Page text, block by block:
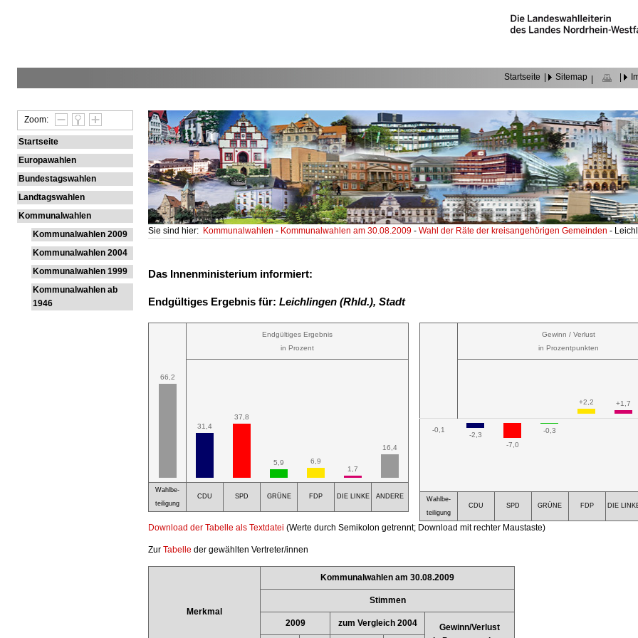
Startseite Sitemap
Zoom:
Startseite
Europawahlen
Bundestagswahlen
Landtagswahlen
Kommunalwahlen
Kommunalwahlen 2009
Kommunalwahlen 2004
Kommunalwahlen 1999
Kommunalwahlen ab
1946
Sie sind hier: Kommunalwahlen- Kommunalwahlen am 30.08.2009-Wahl der Räte der kreisangehörigen Gemeinden-
Das Innenministerium informiert:
Endgültiges Ergebnis für:Leichlingen (Rhld.), Stadt
66,2
Endgültiges Ergebnis
in Prozent
31,4
37,8
5,9
6,9
1,7
16,4
Wahlbe-
teiligung
CDU SPD GRÜNE FDP DIE LINKE ANDERE
Gewinn / Verlust
in Prozentpunkten
+2,2 +1,7
-0,1
-2,3
-7,0
-0,3
Wahlbe-
teiligung
CDU SPD GRÜNE FDP DIE
Download der Tabelle als Textdatei (Werte durch Semikolon getrennt; Download mit rechter Maustaste)
ZurTabelle der gewählten Vertreter/innen
Merkmal
Kommunalwahlen am 30.08.2009
Stimmen
2009 zum Vergleich 2004
Gewinn/Verlust